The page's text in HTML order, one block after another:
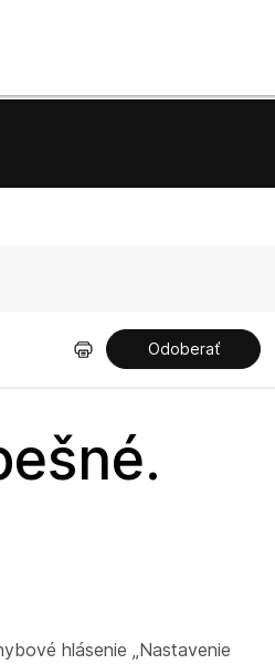
Odoberať
hlásenie „Nastavenie